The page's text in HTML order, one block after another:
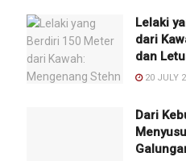
Lelaki
dari
dan
20 JULY
Dari